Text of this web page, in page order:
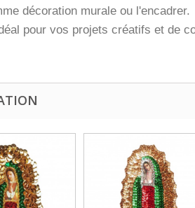
décoration murale ou l'encadrer.
pour vos projets créatifs et de